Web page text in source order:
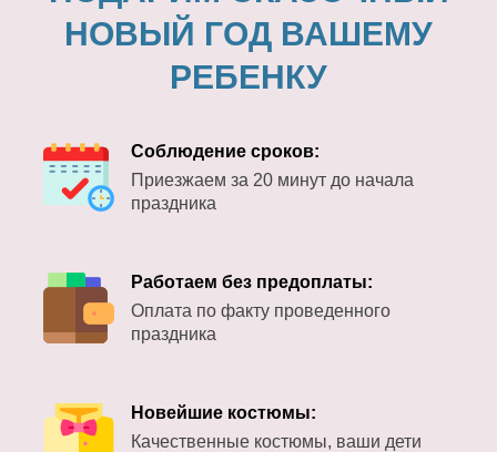
НОВЫЙ ГОД ВАШЕМУ
РЕБЕНКУ
Соблюдение сроков:
Приезжаем за 20 минут до начала
праздника
Работаем без предоплаты:
Оплата по факту проведенного
праздника
Новейшие костюмы:
Качественные костюмы, ваши дети